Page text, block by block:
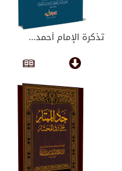
تذكرة الإمام أحمد...